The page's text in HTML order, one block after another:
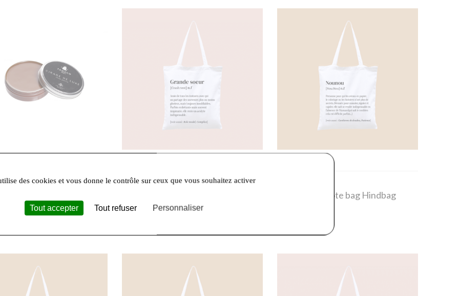
16,00 €
Grande soeur
- Tote bag Hindbag
des cookies et vous donne le contrôle sur ceux que vous souhaitez activer
Tout accepter Tout refuser Personnaliser